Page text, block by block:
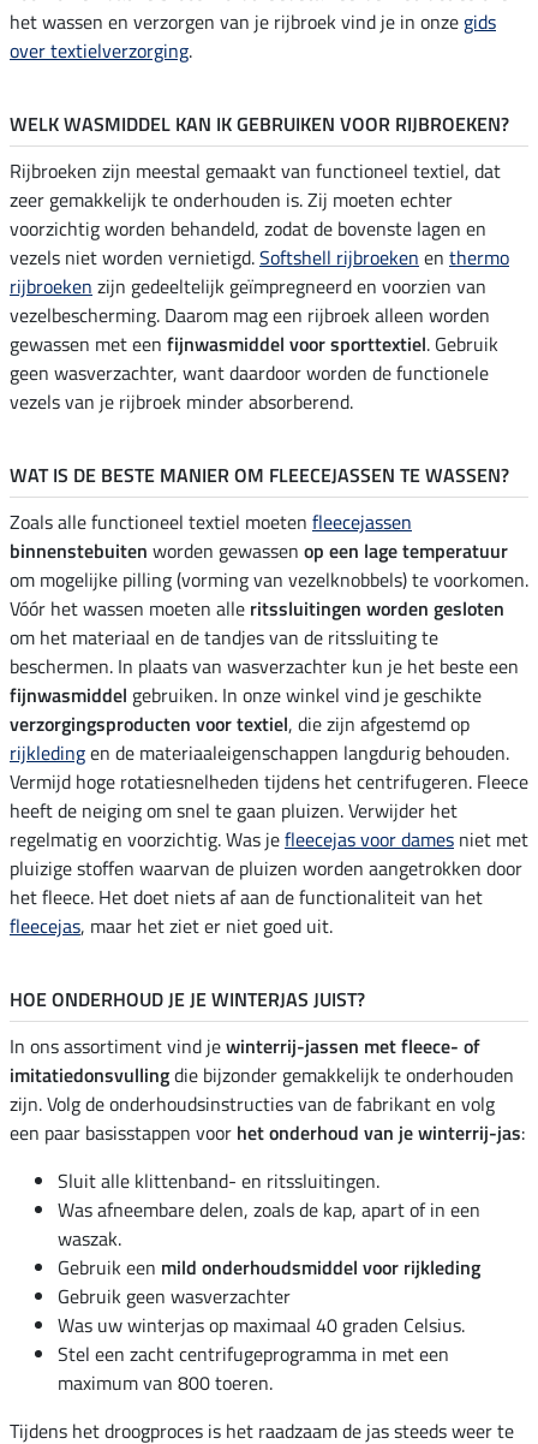
het wassen en verzorgen van je rijbroek vind je in onze gids
over textielverzorging.
WELK WASMIDDEL KAN IK GEBRUIKEN VOOR RIJBROEKEN?
Rijbroeken zijn meestal gemaakt van functioneel textiel, dat
zeer gemakkelijk te onderhouden is. Zij moeten echter
voorzichtig worden behandeld, zodat de bovenste lagen en
vezels niet worden vernietigd.Softshell rijbroeken en thermo
rijbroeken zijn gedeeltelijk geïmpregneerd en voorzien van
vezelbescherming. Daarom mag een rijbroek alleen worden
gewassen met een fijnwasmiddel voor sporttextiel. Gebruik
geen wasverzachter, want daardoor worden de functionele
vezels van je rijbroek minder absorberend.
WAT IS DE BESTE MANIER OM FLEECEJASSEN TE WASSEN?
Zoals alle functioneel textiel moeten fleecejassen
binnenstebuiten worden gewassen op een lage temperatuur
om mogelijke pilling (vorming van vezelknobbels) te voorkomen.
Vóór het wassen moeten alle ritssluitingen worden gesloten
om het materiaal en de tandjes van de ritssluiting te
beschermen. In plaats van wasverzachter kun je het beste een
fijnwasmiddel gebruiken. In onze winkel vind je geschikte
verzorgingsproducten voor textiel, die zijn afgestemd op
rijkledingen de materiaaleigenschappen langdurig behouden.
Vermijd hoge rotatiesnelheden tijdens het centrifugeren. Fleece
heeft de neiging om snel te gaan pluizen. Verwijder het
regelmatig en voorzichtig. Was jefleecejas voor dames niet met
pluizige stoffen waarvan de pluizen worden aangetrokken door
het fleece. Het doet niets af aan de functionaliteit van het
fleecejas, maar het ziet er niet goed uit.
HOE ONDERHOUD JE JE WINTERJAS JUIST?
In ons assortiment vind jewinterrij-jassen met fleece- of
imitatiedonsvullingdie bijzonder gemakkelijk te onderhouden
zijn. Volg de onderhoudsinstructies van de fabrikant en volg
een paar basisstappen voor het onderhoud van je winterrij-jas:
Sluit alle klittenband- en ritssluitingen.
Was afneembare delen, zoals de kap, apart of in een
waszak.
Gebruik een mild onderhoudsmiddel voor rijkleding
Gebruik geen wasverzachter
Was uw winterjas op maximaal 40 graden Celsius.
Stel een zacht centrifugeprogramma in met een
maximum van 800 toeren.
Tijdens het droogproces is het raadzaam de jas steeds weer te